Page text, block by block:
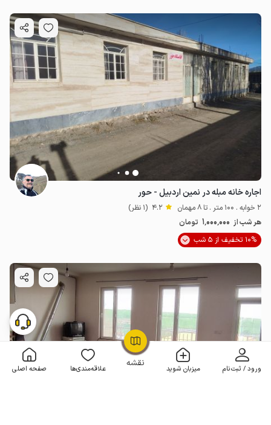
نقشه ورود / ثبت‌نام میزبان شوید علاقه‌مندی‌ها صفحه اصلی
OpenStreetMap
اجاره خانه مبله در نمین اردبیل - حور
2 خوابه . 100 متر . تا 8 مهمان 4.2 (1 نظر)
هر شب از 1٬000٬000 تومان
10% تخفیف از 5 شب